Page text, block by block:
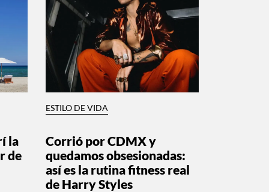
la
de
ESTILO DE VIDA
Corrió por CDMX y
quedamos obsesionadas:
así es la rutina fitness real
de Harry Styles